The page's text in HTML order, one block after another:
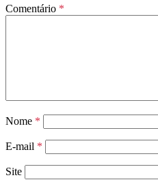
Comentário *
Nome *
E-mail *
Site